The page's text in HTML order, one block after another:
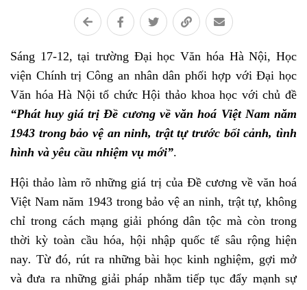
Sáng 17-12, tại trường Đại học Văn hóa Hà Nội, Học
viện Chính trị Công an nhân dân phối hợp với Đại học
Văn hóa Hà Nội tổ chức Hội thảo khoa học với chủ đề
“Phát huy giá trị Đề cương về văn hoá Việt Nam năm
1943 trong bảo vệ an ninh, trật tự trước bối cảnh, tình
hình và yêu cầu nhiệm vụ mới”.
Hội thảo làm rõ những giá trị của Đề cương về văn hoá
Việt Nam năm 1943 trong bảo vệ an ninh, trật tự, không
chỉ trong cách mạng giải phóng dân tộc mà còn trong
thời kỳ toàn cầu hóa, hội nhập quốc tế sâu rộng hiện
nay. Từ đó, rút ra những bài học kinh nghiệm, gợi mở
và đưa ra những giải pháp nhằm tiếp tục đẩy mạnh sự